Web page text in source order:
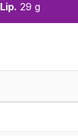
Lip. 29 g